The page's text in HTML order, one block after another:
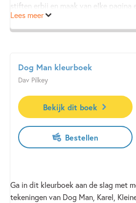
stiften erbij en maak van elke pagina
Lees meer
Dog Man kleurboek
Dav Pilkey
Bekijk dit boek
Bestellen
Ga in dit kleurboek aan de slag met
tekeningen van Dog Man, Karel,